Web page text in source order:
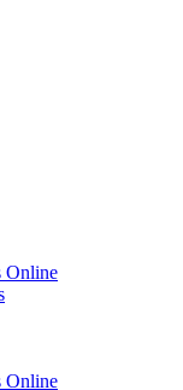
Online
Online